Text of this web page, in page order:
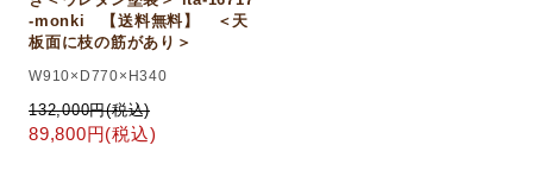
-monki 【送料無料】 ＜天
板面に枝の筋があり＞
W910×D770×H340
132,000円(税込)
89,800円(税込)